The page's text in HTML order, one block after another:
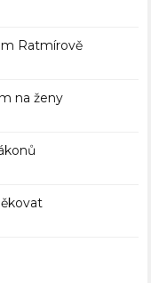
Ratmírově
na ženy